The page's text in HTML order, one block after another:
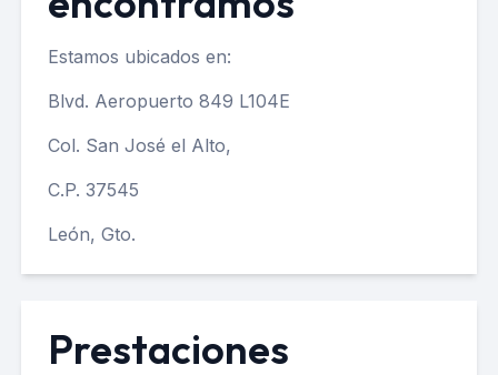
Estamos ubicados en:
Blvd. Aeropuerto 849 L104E
Col. San José el Alto,
C.P. 37545
León, Gto.
Prestaciones